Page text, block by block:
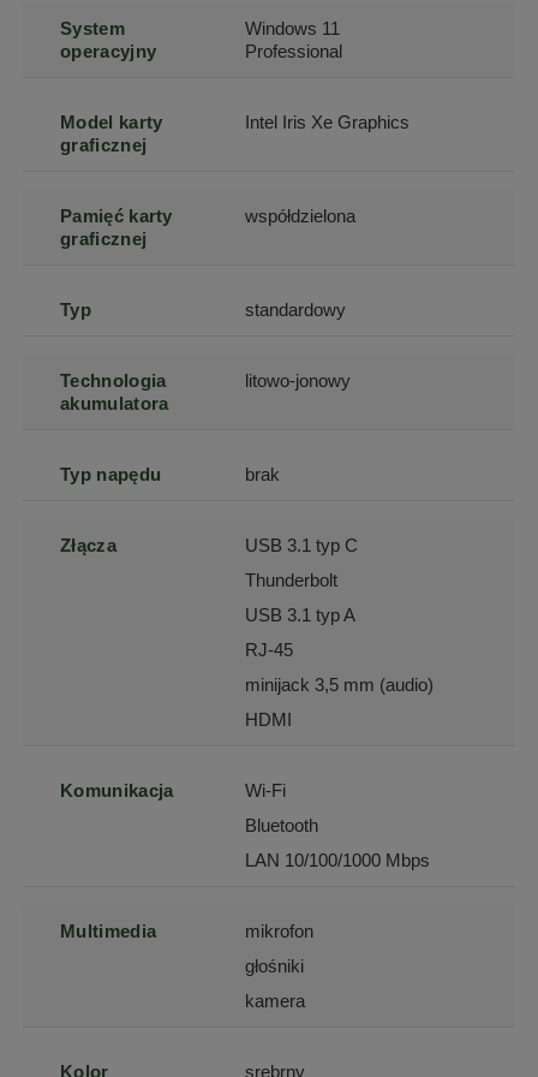
System
operacyjny
Windows 11
Professional
Model karty
graficznej
Intel Iris Xe Graphics
Pamięć karty
graficznej
współdzielona
Typ standardowy
Technologia
akumulatora
litowo-jonowy
Typ napędu brak
Złącza
USB 3.1 typ C
Thunderbolt
USB 3.1 typ A
RJ-45
minijack 3,5 mm (audio)
HDMI
Komunikacja
Wi-Fi
Bluetooth
LAN 10/100/1000 Mbps
Multimedia
mikrofon
głośniki
kamera
Kolor srebrny